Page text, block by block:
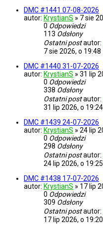
DMC #1441 07-08-2026
autor: KrystianS » 7 sie
0 Odpowiedzi
113 Odsłony
Ostatni postautor:
7 sie 2026, o 19:48
DMC #1440 31-07-2026
autor: KrystianS » 31 lip
0 Odpowiedzi
338 Odsłony
Ostatni postautor:
31 lip 2026, o 19:24
DMC #1439 24-07-2026
autor: KrystianS » 24 lip
0 Odpowiedzi
298 Odsłony
Ostatni postautor:
24 lip 2026, o 19:25
DMC #1438 17-07-2026
autor: KrystianS » 17 lip
0 Odpowiedzi
309 Odsłony
Ostatni postautor:
17 lip 2026, o 19:20